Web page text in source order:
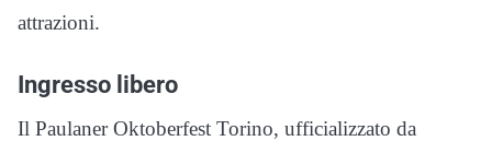
attrazioni.
Ingresso libero
Il Paulaner Oktoberfest Torino, ufficializzato da